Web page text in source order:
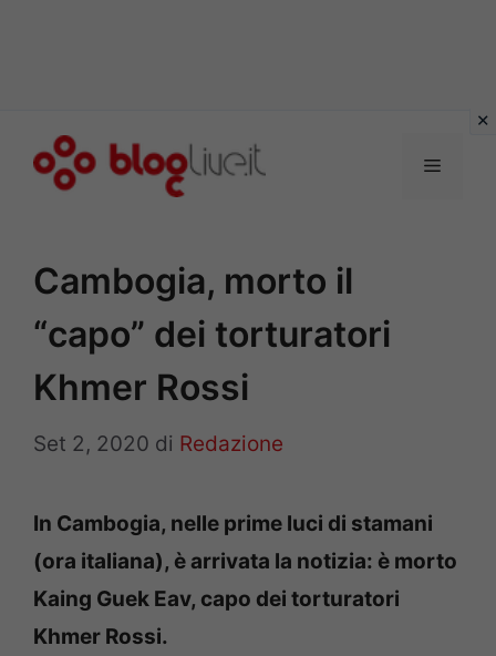
Menu
Cambogia, morto il
“capo” dei torturatori
Khmer Rossi
Set 2, 2020 di Redazione
In Cambogia, nelle prime luci di stamani
(ora italiana), è arrivata la notizia: è morto
Kaing Guek Eav, capo dei torturatori
Khmer Rossi.